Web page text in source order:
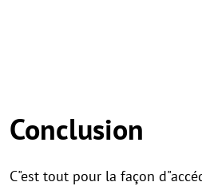
Conclusion
C"est tout pour la façon